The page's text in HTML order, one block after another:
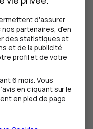
motoCIC10
véhicule !
d'assurer
partenaires, d'en
des statistiques et
et de la publicité
profil et de votre
6 mois. Vous
en cliquant sur le
en pied de page